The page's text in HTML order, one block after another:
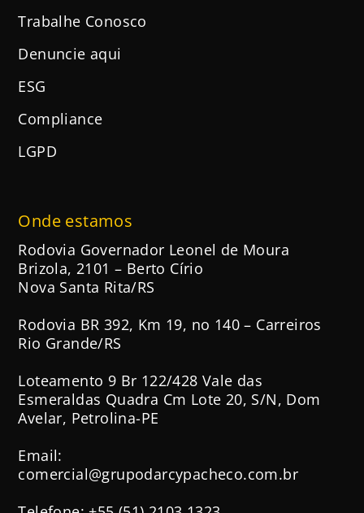
Trabalhe Conosco
Denuncie aqui
ESG
Compliance
LGPD
Onde estamos
Rodovia Governador Leonel de Moura
Brizola, 2101 – Berto Círio
Nova Santa Rita/RS
Rodovia BR 392, Km 19, no 140 – Carreiros
Rio Grande/RS
Loteamento 9 Br 122/428 Vale das
Esmeraldas Quadra Cm Lote 20, S/N, Dom
Avelar, Petrolina-PE
Email:
comercial@grupodarcypacheco.com.br